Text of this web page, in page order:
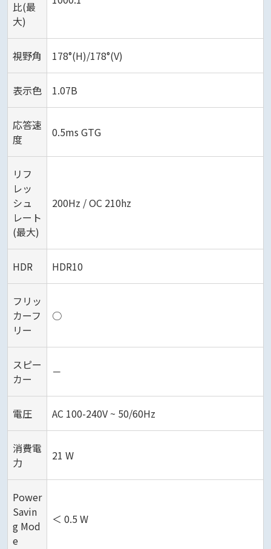
比(最
大)
視野角 178°(H)/178°(V)
表示色 1.07B
応答速
度
0.5ms GTG
リフ
レッ
シュ
レート
(最大)
200Hz / OC 210hz
HDR HDR10
フリッ
カーフ
リー
○
スピー
カー
－
電圧 AC 100-240V ~ 50/60Hz
消費電
力
21 W
Power
Savin
g Mod
e
＜ 0.5 W